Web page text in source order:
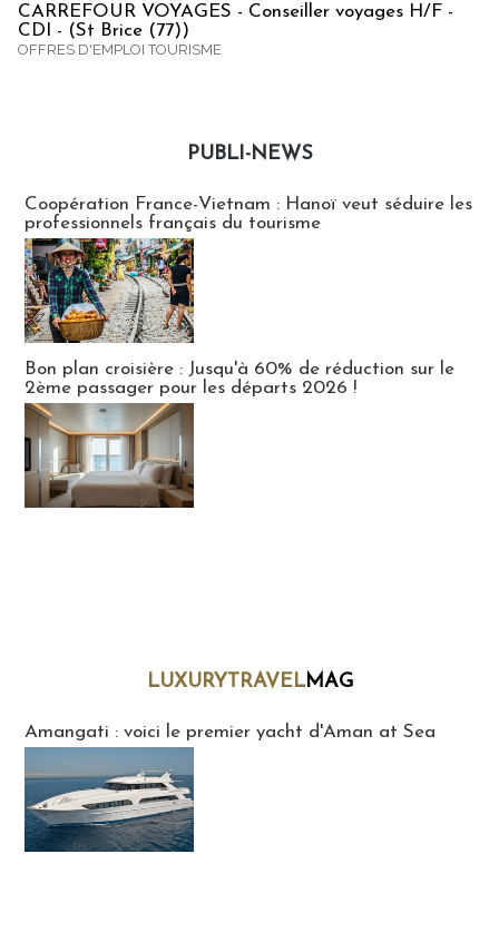
CARREFOUR VOYAGES - Conseiller voyages H/F -
CDI - (St Brice (77))
OFFRES D'EMPLOI TOURISME
PUBLI-NEWS
Coopération France-Vietnam : Hanoï veut séduire les
professionnels français du tourisme
Bon plan croisière : Jusqu'à 60% de réduction sur le
2ème passager pour les départs 2026 !
LUXURYTRAVELMAG
Amangati : voici le premier yacht d'Aman at Sea